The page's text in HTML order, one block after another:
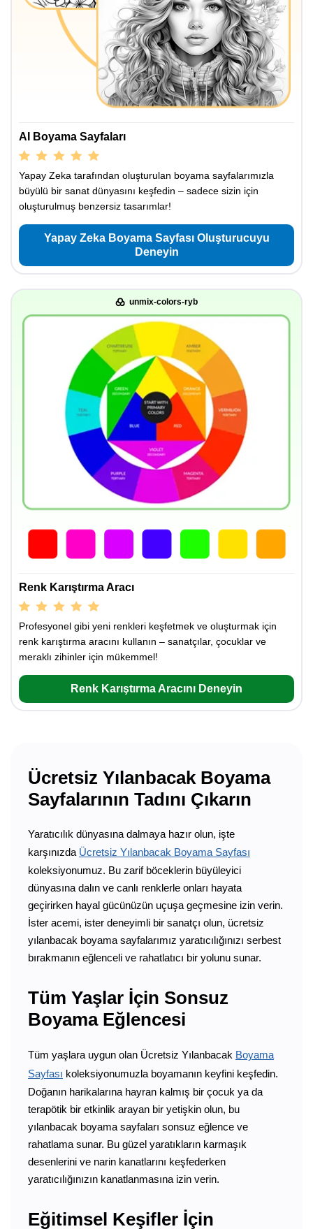
AI Boyama Sayfaları
Yapay Zeka tarafından oluşturulan boyama sayfalarımızla
büyülü bir sanat dünyasını keşfedin – sadece sizin için
oluşturulmuş benzersiz tasarımlar!
Yapay Zeka Boyama Sayfası Oluşturucuyu
Deneyin
unmix-colors-ryb
Renk Karıştırma Aracı
Profesyonel gibi yeni renkleri keşfetmek ve oluşturmak için
renk karıştırma aracını kullanın – sanatçılar, çocuklar ve
meraklı zihinler için mükemmel!
Renk Karıştırma Aracını Deneyin
Ücretsiz Yılanbacak Boyama
Sayfalarının Tadını Çıkarın
Yaratıcılık dünyasına dalmaya hazır olun, işte
karşınızda Ücretsiz Yılanbacak Boyama Sayfası
koleksiyonumuz. Bu zarif böceklerin büyüleyici
dünyasına dalın ve canlı renklerle onları hayata
geçirirken hayal gücünüzün uçuşa geçmesine izin verin.
İster acemi, ister deneyimli bir sanatçı olun, ücretsiz
yılanbacak boyama sayfalarımız yaratıcılığınızı serbest
bırakmanın eğlenceli ve rahatlatıcı bir yolunu sunar.
Tüm Yaşlar İçin Sonsuz
Boyama Eğlencesi
Tüm yaşlara uygun olan Ücretsiz Yılanbacak Boyama
Sayfası koleksiyonumuzla boyamanın keyfini keşfedin.
Doğanın harikalarına hayran kalmış bir çocuk ya da
terapötik bir etkinlik arayan bir yetişkin olun, bu
yılanbacak boyama sayfaları sonsuz eğlence ve
rahatlama sunar. Bu güzel yaratıkların karmaşık
desenlerini ve narin kanatlarını keşfederken
yaratıcılığınızın kanatlanmasına izin verin.
Eğitimsel Keşifler İçin